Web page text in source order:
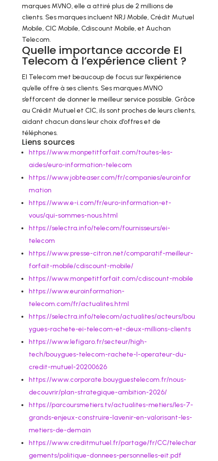
marques MVNO, elle a attiré plus de 2 millions de
clients. Ses marques incluent NRJ Mobile, Crédit Mutuel
Mobile, CIC Mobile, Cdiscount Mobile, et Auchan
Telecom.
Quelle importance accorde EI
Telecom à l’expérience client ?
EI Telecom met beaucoup de focus sur l’expérience
qu’elle offre à ses clients. Ses marques MVNO
s’efforcent de donner le meilleur service possible. Grâce
au Crédit Mutuel et CIC, ils sont proches de leurs clients,
aidant chacun dans leur choix d’offres et de
téléphones.
Liens sources
https://www.monpetitforfait.com/toutes-les-
aides/euro-information-telecom
https://www.jobteaser.com/fr/companies/euroinfor
mation
https://www.e-i.com/fr/euro-information-et-
vous/qui-sommes-nous.html
https://selectra.info/telecom/fournisseurs/ei-
telecom
https://www.presse-citron.net/comparatif-meilleur-
forfait-mobile/cdiscount-mobile/
https://www.monpetitforfait.com/cdiscount-mobile
https://www.euroinformation-
telecom.com/fr/actualites.html
https://selectra.info/telecom/actualites/acteurs/bou
ygues-rachete-ei-telecom-et-deux-millions-clients
https://www.lefigaro.fr/secteur/high-
tech/bouygues-telecom-rachete-l-operateur-du-
credit-mutuel-20200626
https://www.corporate.bouyguestelecom.fr/nous-
decouvrir/plan-strategique-ambition-2026/
https://parcoursmetiers.tv/actualites-metiers/les-7-
grands-enjeux-construire-lavenir-en-valorisant-les-
metiers-de-demain
https://www.creditmutuel.fr/partage/fr/CC/telechar
gements/politique-donnees-personnelles-eit.pdf